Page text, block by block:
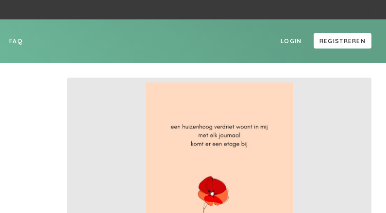
FAQ LOGIN REGISTREREN